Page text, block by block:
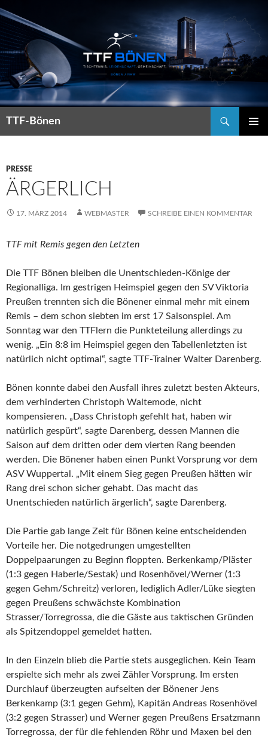
TTF-Bönen
PRESSE
ÄRGERLICH
17. MÄRZ 2014 WEBMASTER SCHREIBE EINEN KOMMENTAR
TTF mit Remis gegen den Letzten
Die TTF Bönen bleiben die Unentschieden-Könige der
Regionalliga. Im gestrigen Heimspiel gegen den SV Viktoria
Preußen trennten sich die Bönener einmal mehr mit einem
Remis – dem schon siebten im erst 17 Saisonspiel. Am
Sonntag war den TTFlern die Punkteteilung allerdings zu
wenig. „Ein 8:8 im Heimspiel gegen den Tabellenletzten ist
natürlich nicht optimal“, sagte TTF-Trainer Walter Darenberg.
Bönen konnte dabei den Ausfall ihres zuletzt besten Akteurs,
dem verhinderten Christoph Waltemode, nicht
kompensieren. „Dass Christoph gefehlt hat, haben wir
natürlich gespürt“, sagte Darenberg, dessen Mannen die
Saison auf dem dritten oder dem vierten Rang beenden
werden. Die Bönener haben einen Punkt Vorsprung vor dem
ASV Wuppertal. „Mit einem Sieg gegen Preußen hätten wir
Rang drei schon sicher gehabt. Das macht das
Unentschieden natürlich ärgerlich“, sagte Darenberg.
Die Partie gab lange Zeit für Bönen keine entscheidenden
Vorteile her. Die notgedrungen umgestellten
Doppelpaarungen zu Beginn floppten. Berkenkamp/Pläster
(1:3 gegen Haberle/Sestak) und Rosenhövel/Werner (1:3
gegen Gehm/Schreitz) verloren, lediglich Adler/Lüke siegten
gegen Preußens schwächste Kombination
Strasser/Torregrossa, die die Gäste aus taktischen Gründen
als Spitzendoppel gemeldet hatten.
In den Einzeln blieb die Partie stets ausgeglichen. Kein Team
erspielte sich mehr als zwei Zähler Vorsprung. Im ersten
Durchlauf überzeugten aufseiten der Bönener Jens
Berkenkamp (3:1 gegen Gehm), Kapitän Andreas Rosenhövel
(3:2 gegen Strasser) und Werner gegen Preußens Ersatzmann
Torregrossa, der für die fehlenden Röhr und Maxen bei den